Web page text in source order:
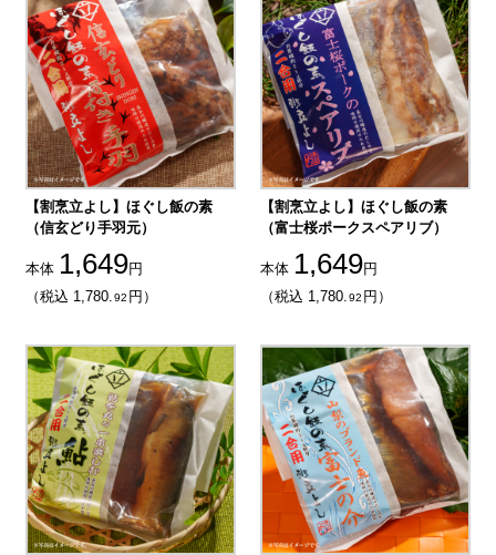
【割烹立よし】ほぐし飯の素
（信玄どり手羽元）
本体 1,649円
（税込 1,780.92 円）
【割烹立よし】ほぐし飯の素
（富士桜ポークスペアリブ）
本体 1,649円
（税込 1,780.92 円）